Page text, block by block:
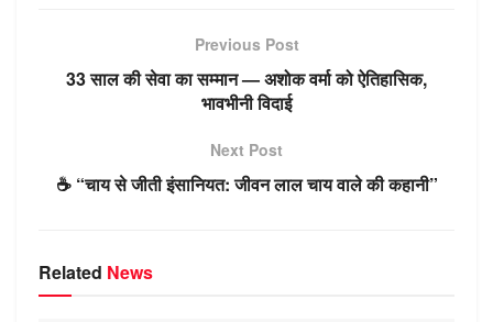
A a n
e
b
o
o
k
dI r
ni
Previous Post
33 साल की सेवा का सम्मान — अशोक वर्मा को ऐतिहासिक,
भावभीनी विदाई
Next Post
☕ “चाय से जीती इंसानियत: जीवन लाल चाय वाले की कहानी”
Related News